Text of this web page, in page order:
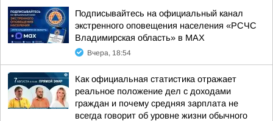
Подписывайтесь на официальный канал
экстренного оповещения населения «РСЧС
Владимирская область» в МАХ
Вчера, 18:54
Как официальная статистика отражает
реальное положение дел с доходами
граждан и почему средняя зарплата не
всегда говорит об уровне жизни обычного